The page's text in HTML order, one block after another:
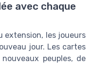
avec chaque
extension, les joueurs
jour. Les cartes
peuples, de